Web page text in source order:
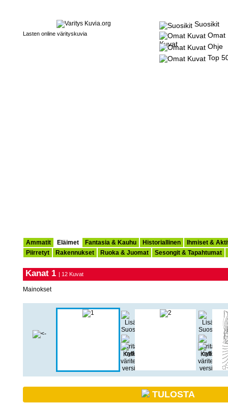
Lasten online värityskuvia
Suosikit
Omat
Kuvat
Ohje
Top
Ammatit Eläimet Fantasia & Kauhu Historiallinen
Ihmiset &
Piirretyt
Rakennukset Ruoka & Juomat Sesongit & Tapahtumat
Kanat 1 | 12 Kuvat
Mainokset
TULOSTA